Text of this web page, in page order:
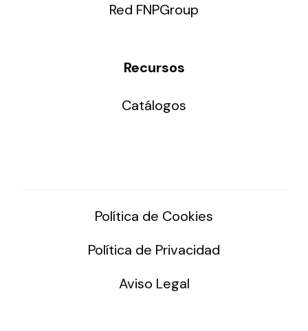
Red FNPGroup
Recursos
Catálogos
Política de Cookies
Política de Privacidad
Aviso Legal